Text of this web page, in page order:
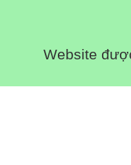
Website